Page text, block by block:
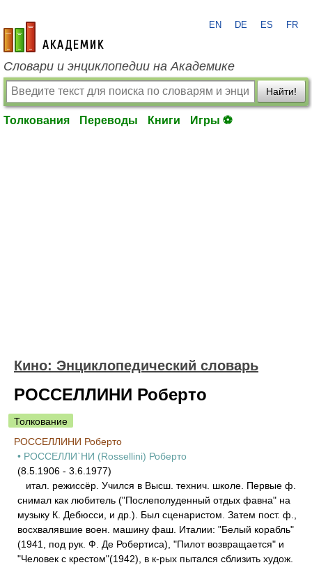
academic.ru
EN DE ES FR
Словари и энциклопедии на Академике
Найти!
Толкования Переводы Книги Игры ⚽
Кино: Энциклопедический словарь
РОССЕЛЛИНИ Роберто
Толкование
РОССЕЛЛИНИ Роберто
• РОССЕЛЛИ`НИ (Rossellini) Роберто
(8.5.1906 - 3.6.1977)
итал. режиссёр. Учился в Высш. технич. школе. Первые ф.
снимал как любитель ("Послеполуденный отдых фавна" на
музыку К. Дебюсси, и др.). Был сценаристом. Затем пост. ф.,
восхвалявшие воен. машину фаш. Италии: "Белый корабль"
(1941, под рук. Ф. Де Робертиса), "Пилот возвращается" и
"Человек с крестом"(1942), в к-рых пытался сблизить худож.